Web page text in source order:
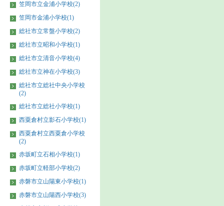
笠岡市立金浦小学校(2)
笠岡市金浦小学校(1)
総社市立常盤小学校(2)
総社市立昭和小学校(1)
総社市立清音小学校(4)
総社市立神在小学校(3)
総社市立総社中央小学校
(2)
総社市立総社小学校(1)
西粟倉村立影石小学校(1)
西粟倉村立西粟倉小学校
(2)
赤坂町立石相小学校(1)
赤坂町立軽部小学校(2)
赤磐市立山陽東小学校(1)
赤磐市立山陽西小学校(3)